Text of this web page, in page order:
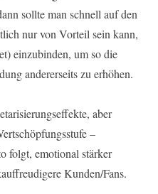
sollte man schnell auf den
nur von Vorteil sein kann,
einzubinden, um so die
andererseits zu erhöhen.
aber
–
folgt, emotional stärker
Kunden/Fans.